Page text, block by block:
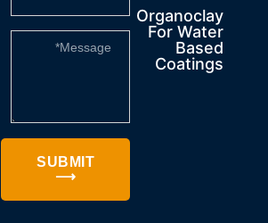
Organoclay
For Water
Based
Coatings
SUBMIT
⟶